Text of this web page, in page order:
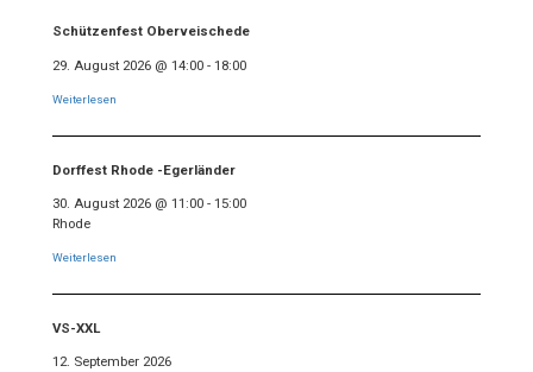
Schützenfest Oberveischede
29. August 2026 @ 14:00 - 18:00
Weiterlesen
Dorffest Rhode -Egerländer
30. August 2026 @ 11:00 - 15:00
Rhode
Weiterlesen
VS-XXL
12. September 2026